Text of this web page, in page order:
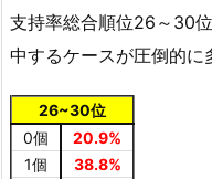
支持率総合順位26～30
中するケースが圧倒的に
26~30位
0個
20.9%
1個
38.8%